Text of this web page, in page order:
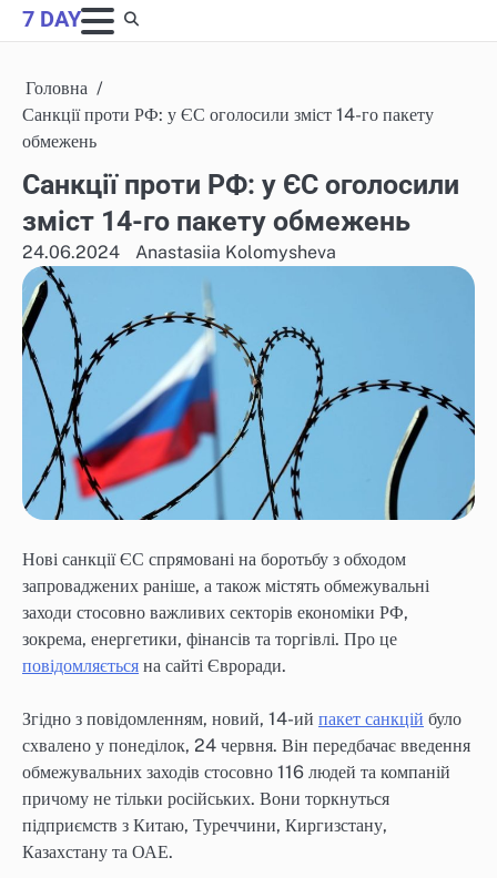
Skip
to
7 DAY
Головна
Санкції проти РФ: у ЄС оголосили зміст 14-го пакету
обмежень
Санкції проти РФ: у ЄС оголосили
зміст 14-го пакету обмежень
24.06.2024 Anastasiia Kolomysheva
Нові санкції ЄС спрямовані на боротьбу з обходом
запроваджених раніше, а також містять обмежувальні
заходи стосовно важливих секторів економіки РФ,
зокрема, енергетики, фінансів та торгівлі. Про це
повідомляється на сайті Євроради.
Згідно з повідомленням, новий, 14-ий пакет санкцій було
схвалено у понеділок, 24 червня. Він передбачає введення
обмежувальних заходів стосовно 116 людей та компаній
причому не тільки російських. Вони торкнуться
підприємств з Китаю, Туреччини, Киргизстану,
Казахстану та ОАЕ.